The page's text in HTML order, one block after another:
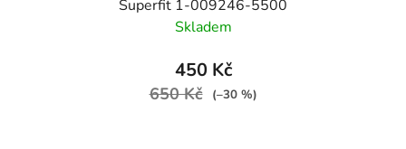
Superfit 1-009246-5500
Skladem
450 Kč
650 Kč (–30 %)